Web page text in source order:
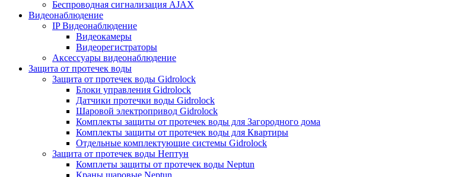
Беспроводная сигнализация AJAX
Видеонаблюдение
IP Видеонаблюдение
Видеокамеры
Видеорегистраторы
Аксессуары видеонаблюдение
Защита от протечек воды
Защита от протечек воды Gidrolock
Блоки управления Gidrolock
Датчики протечки воды Gidrolock
Шаровой электропривод Gidrolock
Комплекты защиты от протечек воды для Загородного дома
Комплекты защиты от протечек воды для Квартиры
Отдельные комплектующие системы Gidrolock
Защита от протечек воды Нептун
Комплеты защиты от протечек воды Neptun
Краны шаровые Neptun